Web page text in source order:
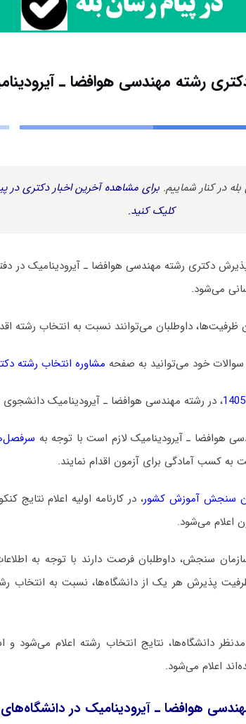
رشته ﻣﻬﻨﺪسی ﻫﻮاﻓﻀﺎ ـ
در کنار شماییم. برای مشاهده آخرین اخبار دکتری در
کلیک کنید.
دکتری رشته ﻣﻬﻨﺪسی ﻫﻮاﻓﻀﺎ ـ آﻳﺮودﻳﻨﺎمیک در
می‌شود.
داوطلبان می‌توانند نسبت به انتخاب رشته
خود می‌توانید به صفحه مشاوره انتخاب رشته
، در رشته ﻣﻬﻨﺪسی ﻫﻮاﻓﻀﺎ ـ آﻳﺮودﻳﻨﺎمیک
ﻫﻮاﻓﻀﺎ ـ آﻳﺮودﻳﻨﺎمیک لازم است با توجه به
به کسب آمادگی برای آزمون اقدام نمایند.
سنجش آموزش کشور، در کارنامه اولیه اعلام نتایج
اعلام می‌شود.
سنجش، داوطلبان فرصت دارند با توجه به
پذیرش هر یک از دانشگاه‌ها، نسبت به انتخاب
دانشگاه‌ها، نتایج انتخاب رشته اعلام می‌شود و
اعلام می‌شود.
ﻫﻮاﻓﻀﺎ ـ آﻳﺮودﻳﻨﺎمیک در